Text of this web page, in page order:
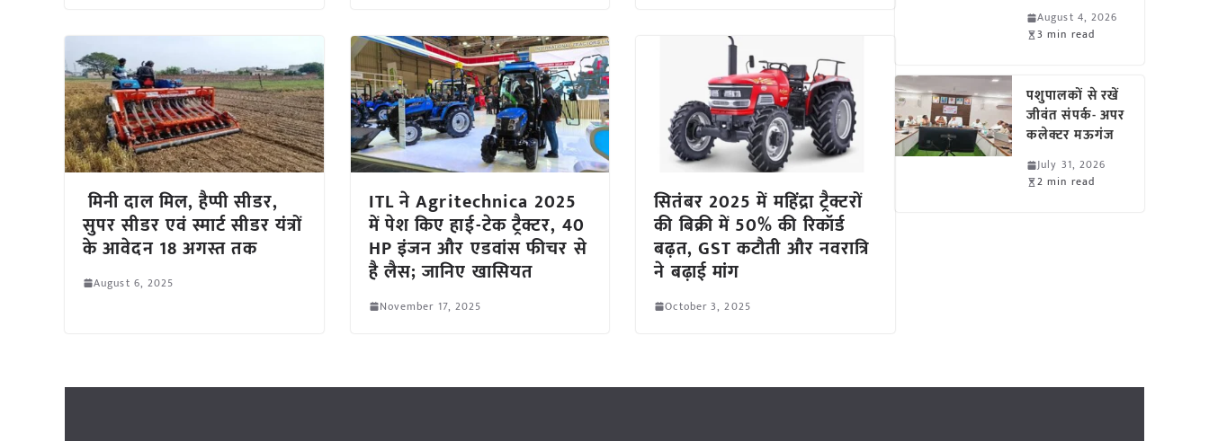
मिनी दाल मिल, हैप्पी सीडर,
सुपर सीडर एवं स्मार्ट सीडर यंत्रों
के आवेदन 18 अगस्त तक
August 6, 2025
ITL ने Agritechnica 2025
में पेश किए हाई-टेक ट्रैक्टर, 40
HP इंजन और एडवांस फीचर से
है लैस; जानिए खासियत
November 17, 2025
सितंबर 2025 में महिंद्रा ट्रैक्टरों
की बिक्री में 50% की रिकॉर्ड
बढ़त, GST कटौती और नवरात्रि
ने बढ़ाई मांग
October 3, 2025
August 4, 2026
3 min read
पशुपालकों से रखें
जीवंत संपर्क- अपर
कलेक्टर मऊगंज
July 31, 2026
2 min read